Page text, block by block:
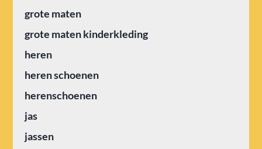
grote maten
grote maten kinderkleding
heren
heren schoenen
herenschoenen
jas
jassen